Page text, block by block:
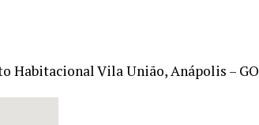
Habitacional Vila União, Anápolis – GO